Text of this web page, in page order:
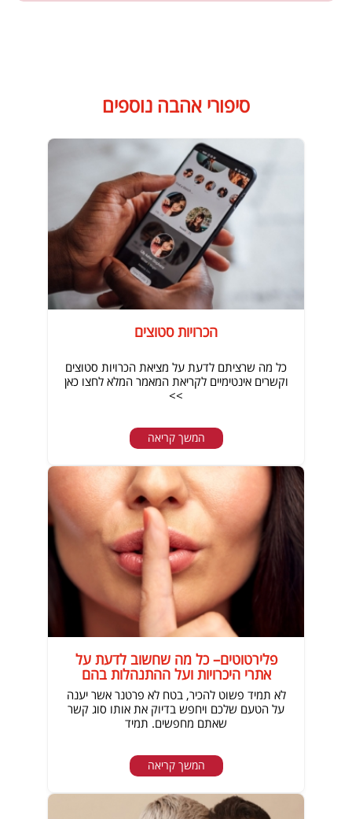
סיפורי אהבה נוספים
הכרויות סטוצים
כל מה שרציתם לדעת על מציאת הכרויות סטוצים
וקשרים אינטימיים לקריאת המאמר המלא לחצו כאן
>>
המשך קריאה
פלירטוטים– כל מה שחשוב לדעת על
אתרי היכרויות ועל ההתנהלות בהם
לא תמיד פשוט להכיר, בטח לא פרטנר אשר יענה
על הטעם שלכם ויחפש בדיוק את אותו סוג קשר
שאתם מחפשים. תמיד
המשך קריאה